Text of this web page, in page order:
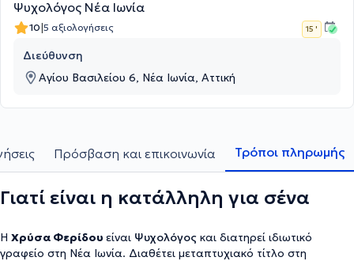
Ψυχολόγος Νέα Ιωνία
10|5 αξιολογήσεις 15 '
Διεύθυνση
Αγίου Βασιλείου 6, Νέα Ιωνία, Αττική
Πρόσβαση και επικοινωνία Τρόποι πληρωμής
Γιατί είναι η κατάλληλη για σένα
Η Χρύσα Φερίδου είναι Ψυχολόγος και διατηρεί ιδιωτικό
γραφείο στη Νέα Ιωνία. Διαθέτει μεταπτυχιακό τίτλο στη